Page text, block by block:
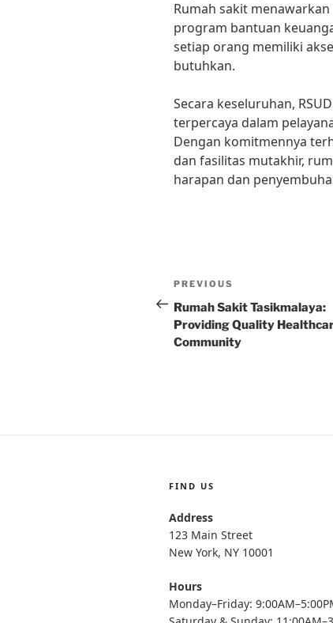
Rumah sakit
program bantuan
setiap orang memiliki
butuhkan.
Secara keseluruhan,
terpercaya dalam
Dengan komitmennya
dan fasilitas mutakhir,
harapan dan
Post
navigation
Previous
Post
PREVIOUS
Rumah Sakit Tasikmalaya:
Providing Quality
Community
FIND US
Address
123 Main Street
New York, NY 10001
Hours
Monday–Friday: